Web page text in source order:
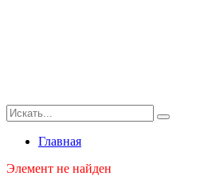
Главная
Элемент не найден